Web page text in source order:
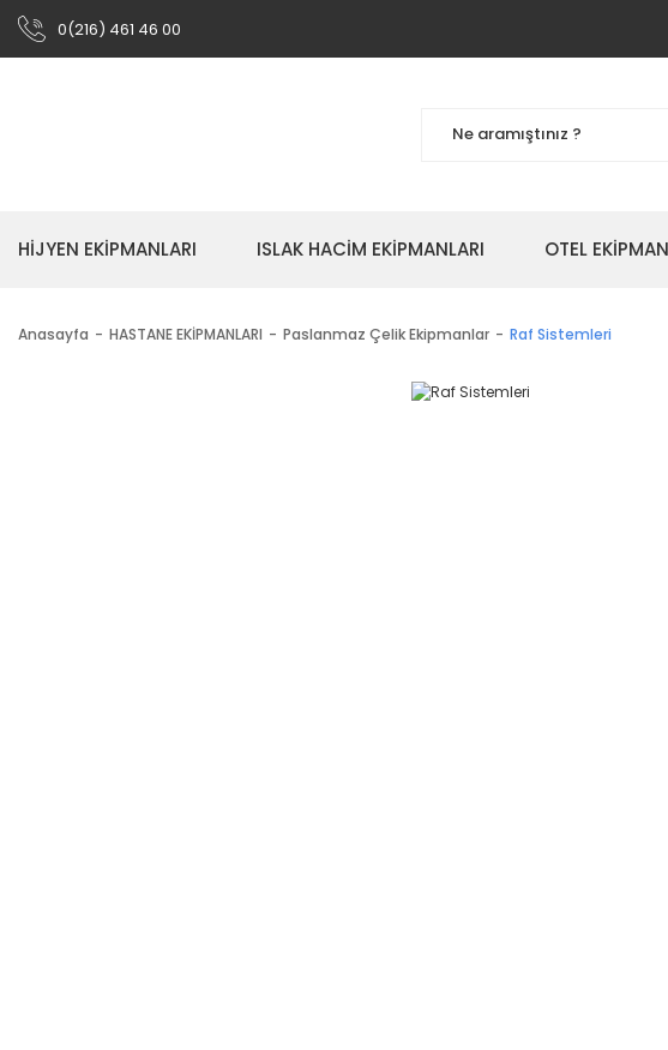
0(216) 461 46 00
HİJYEN EKİPMANLARI ISLAK HACİM EKİPMANLARI OTEL
Anasayfa HASTANE EKİPMANLARI Paslanmaz Çelik Ekipmanlar Raf Sistemleri